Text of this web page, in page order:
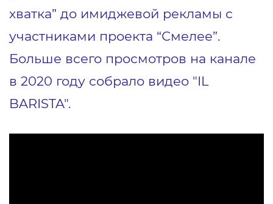
хватка” до имиджевой рекламы с
участниками проекта “Смелее”.
Больше всего просмотров на канале
в 2020 году собрало видео "IL
BARISTA".